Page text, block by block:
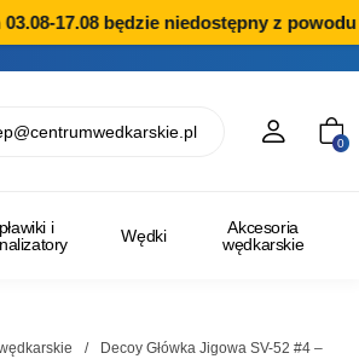
17.08 będzie niedostępny z
0
i
Wędki
Akcesoria
wędkarskie
/
Decoy Główka Jigowa SV-52 #4 –